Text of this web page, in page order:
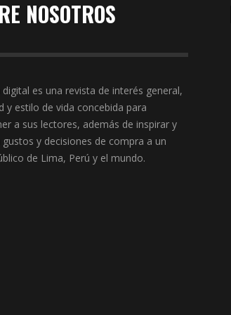
NOSOTROS
digital es una revista de interés general,
y estilo de vida concebida para
a sus lectores, además de inspirar y
gustos y decisiones de compra a un
de Lima, Perú y el mundo.